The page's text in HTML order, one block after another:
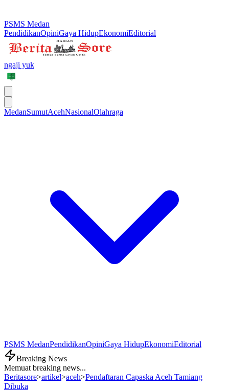
PSMS Medan
PendidikanOpiniGaya HidupEkonomiEditorial
ngaji yuk
MedanSumutAcehNasionalOlahraga
PSMS MedanPendidikanOpiniGaya HidupEkonomiEditorial
Breaking News
Memuat breaking news...
Beritasore>artikel>aceh>Pendaftaran Capaska Aceh Tamiang
Dibuka